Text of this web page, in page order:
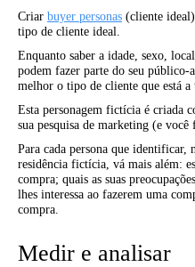
Criar buyer personas (cliente
tipo de cliente ideal.
Enquanto saber a idade, sexo,
podem fazer parte do seu público-
melhor o tipo de cliente que está a
Esta personagem fictícia é criada
sua pesquisa de marketing (e você
Para cada persona que identificar,
residência fictícia, vá mais além:
compra; quais as suas
lhes interessa ao fazerem uma
compra.
Medir e analisar